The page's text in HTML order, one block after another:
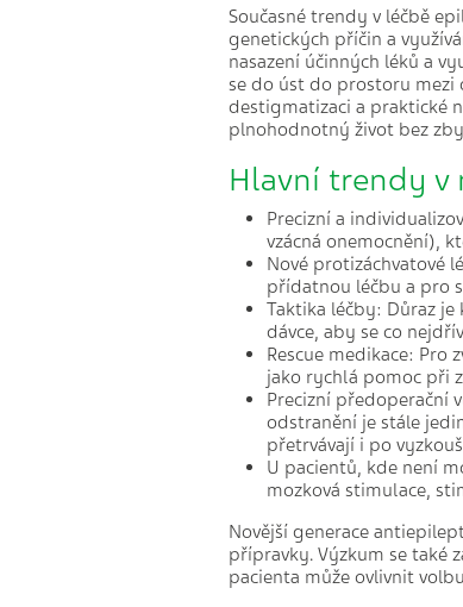
Současné trendy v léčbě
genetických příčin a
nasazení účinných léků a
se do úst do prostoru mezi
destigmatizaci a praktické
plnohodnotný život bez
Hlavní trendy v
Precizní a
vzácná onemocnění),
Nové protizáchvatové
přídatnou léčbu a pro
Taktika léčby: Důraz
dávce, aby se co
Rescue medikace:
jako rychlá pomoc při
Precizní předoperační
odstranění je stále
přetrvávají i po
U pacientů, kde není
mozková stimulace,
Novější generace
přípravky. Výzkum se také
pacienta může ovlivnit